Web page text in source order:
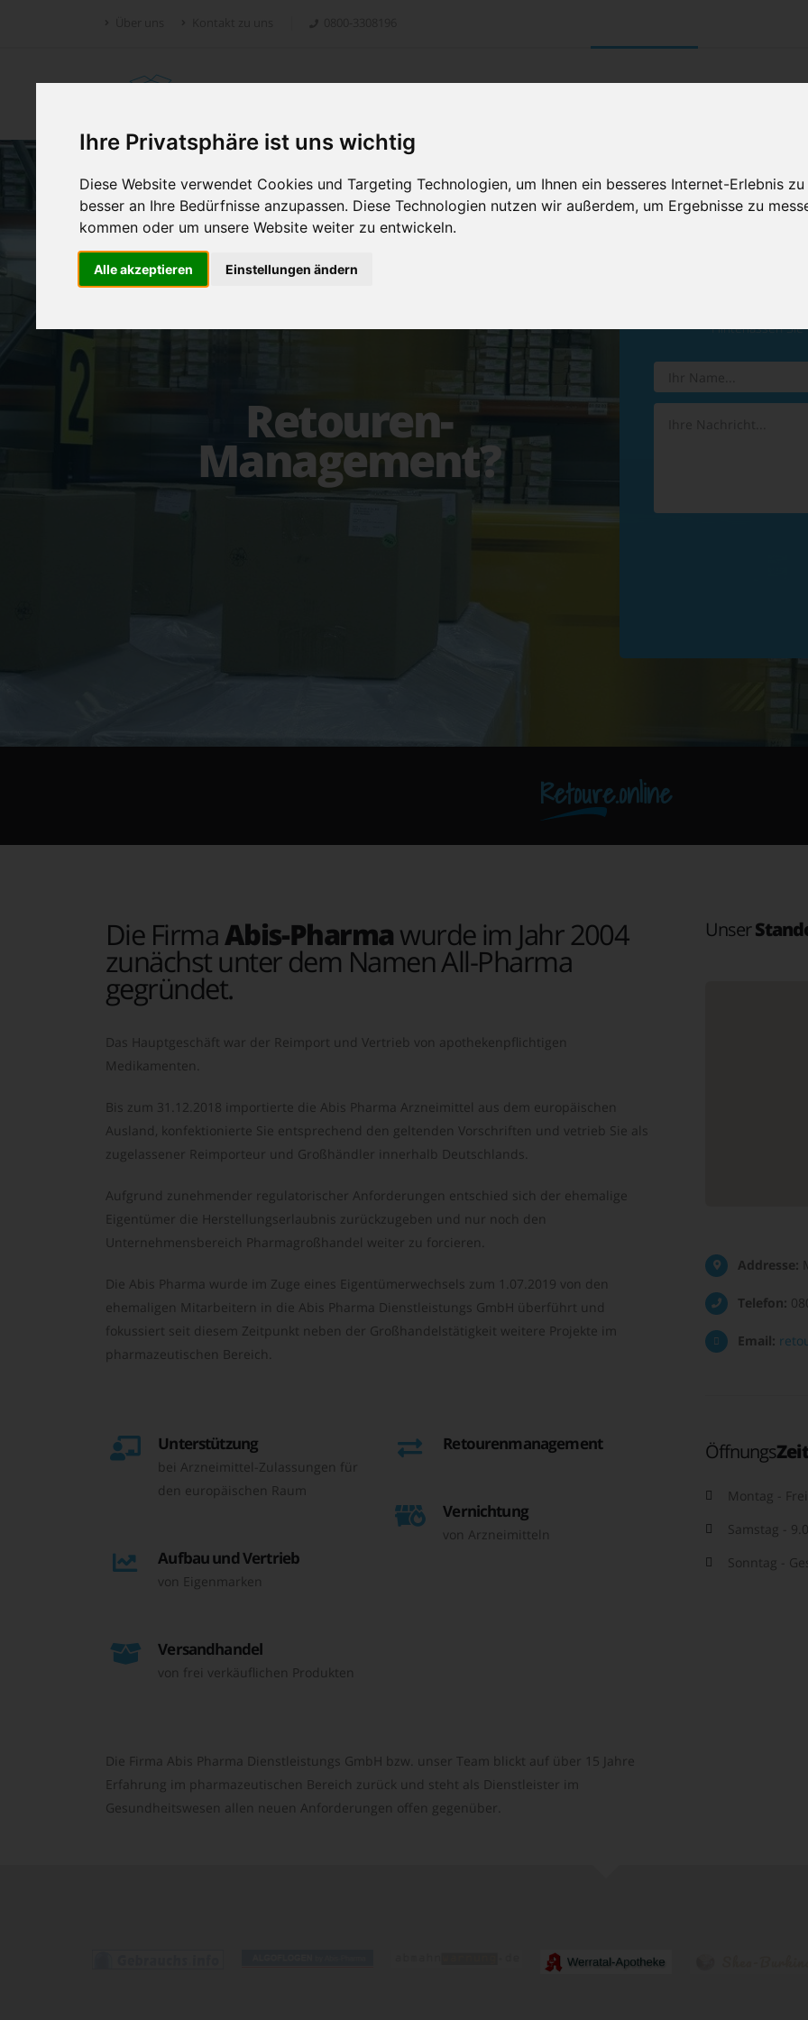
Ihre Privatsphäre ist uns wichtig
Diese Website verwendet Cookies und Targeting Technologien, um Ihnen ein besseres Internet-Erlebnis
besser an Ihre Bedürfnisse anzupassen. Diese Technologien nutzen wir außerdem, um Ergebnisse zu
kommen oder um unsere Website weiter zu entwickeln.
Alle akzeptieren Einstellungen ändern
Retoure.online
Retouren-
Management?
Hinterlassen
Retoure.online
Die FirmaAbis-Pharmawurde im Jahr 2004
zunächst unter dem Namen All-Pharma
gegründet.
Das Hauptgeschäft war der Reimport und Vertrieb von apothekenpflichtigen
Medikamenten.
Bis zum 31.12.2018 importierte die Abis Pharma Arzneimittel aus dem europäischen
Ausland, konfektionierte Sie entsprechend den geltenden Vorschriften und vetrieb Sie als
zugelassener Reimporteur und Großhändler innerhalb Deutschlands.
Aufgrund zunehmender regulatorischer Anforderungen entschied sich der ehemalige
Eigentümer die Herstellungserlaubnis zurückzugeben und nur noch den
Unternehmensbereich Pharmagroßhandel weiter zu forcieren.
Die Abis Pharma wurde im Zuge eines Eigentümerwechsels zum 1.07.2019 von den
ehemaligen Mitarbeitern in die Abis Pharma Dienstleistungs GmbH überführt und
fokussiert seit diesem Zeitpunkt neben der Großhandelstätigkeit weitere Projekte im
pharmazeutischen Bereich.
Unterstützung
bei Arzneimittel-Zulassungen für
den europäischen Raum
Aufbau und Vertrieb
von Eigenmarken
Versandhandel
von frei verkäuflichen Produkten
Retourenmanagement
Vernichtung
von Arzneimitteln
Die Firma Abis Pharma Dienstleistungs GmbH bzw. unser Team blickt auf über 15 Jahre
Erfahrung im pharmazeutischen Bereich zurück und steht als Dienstleister im
Gesundheitswesen allen neuen Anforderungen offen gegenüber.
Unser
Addresse:
Telefon:
Email:
Öffnungs
Montag -
Samstag -
Sonntag -